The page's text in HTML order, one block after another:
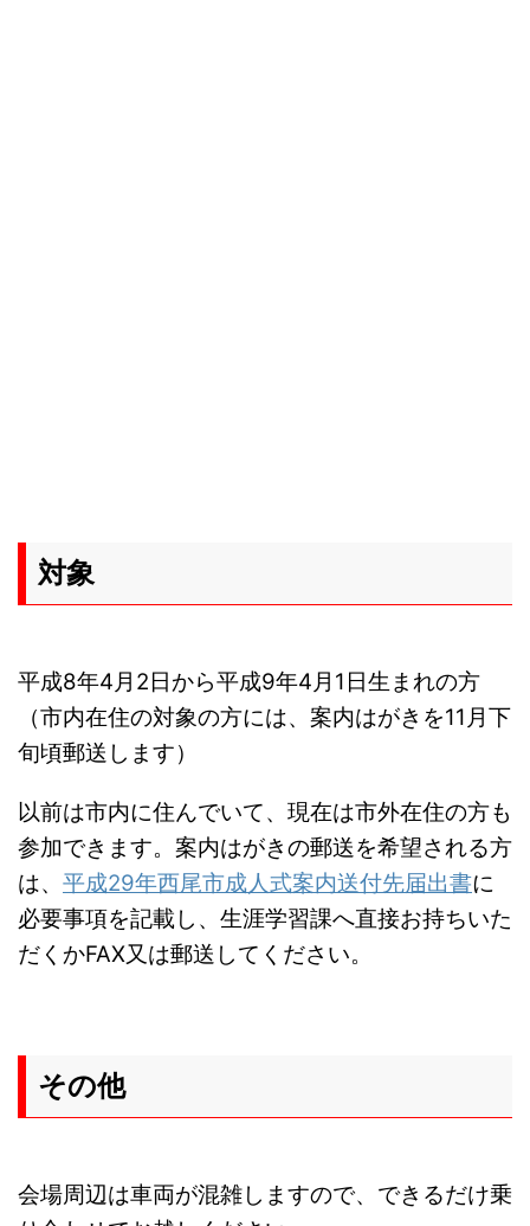
対象
平成8年4月2日から平成9年4月1日生まれの方
（市内在住の対象の方には、案内はがきを11月下
旬頃郵送します）
以前は市内に住んでいて、現在は市外在住の方も
参加できます。案内はがきの郵送を希望される方
は、 平成29年西尾市成人式案内送付先届出書に
必要事項を記載し、生涯学習課へ直接お持ちいた
だくかFAX又は郵送してください。
その他
会場周辺は車両が混雑しますので、できるだけ乗